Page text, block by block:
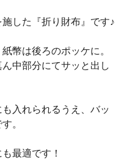
した『折り財布』です♪
幣は後ろのポッケに。
中部分にてサッと出し
入れられるうえ、バッ
。
最適です！